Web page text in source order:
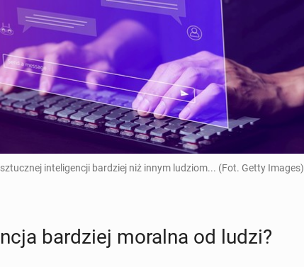
inteligencji bardziej niż innym ludziom... (Fot. Getty Images)
bar­dziej moralna od ludzi?